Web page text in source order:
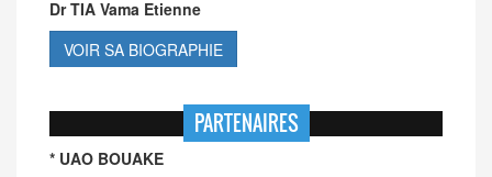
Dr TIA Vama Etienne
VOIR SA BIOGRAPHIE
PARTENAIRES
* UAO BOUAKE